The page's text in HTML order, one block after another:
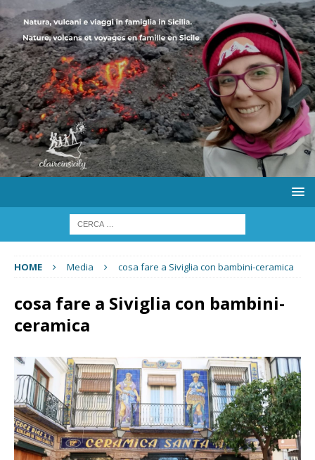
HOME Media cosa fare a Siviglia con bambini-ceramica
cosa fare a Siviglia con bambini-
ceramica